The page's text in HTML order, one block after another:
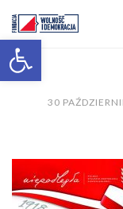
Otwórz pasek narzędzi
30